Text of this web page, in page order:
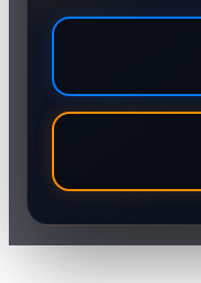
Marketing